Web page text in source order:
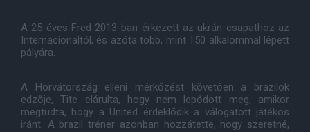
A 25 éves Fred 2013-ban érkezett az ukrán csapathoz az
Internacionaltól, és azóta több, mint 150 alkalommal lépett
pályára.
A Horvátország elleni mérkőzést követően a brazilok
edzője, Tite elárulta, hogy nem lepődött meg, amikor
megtudta, hogy a United érdeklődik a válogatott játékos
iránt. A brazil tréner azonban hozzátette, hogy szeretné,